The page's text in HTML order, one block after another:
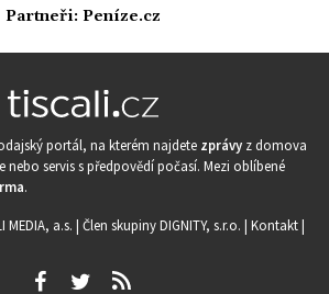
Partneři: Peníze.cz
portál, na kterém najdete zprávy z domova
nebo servis s předpovědí počasí. Mezi oblíbené
.
MEDIA, a.s. | Člen skupiny DIGNITY, s.r.o. | Kontakt|